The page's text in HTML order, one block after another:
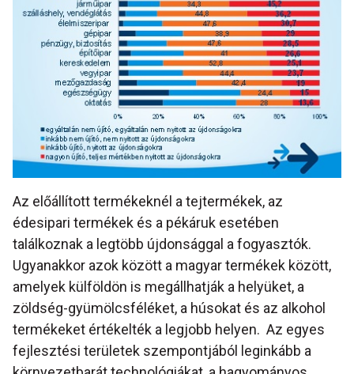
Az előállított termékeknél a tejtermékek, az
édesipari termékek és a pékáruk esetében
találkoznak a legtöbb újdonsággal a fogyasztók.
Ugyanakkor azok között a magyar termékek között,
amelyek külföldön is megállhatják a helyüket, a
zöldség-gyümölcsféléket, a húsokat és az alkohol
termékeket értékelték a legjobb helyen. Az egyes
fejlesztési területek szempontjából leginkább a